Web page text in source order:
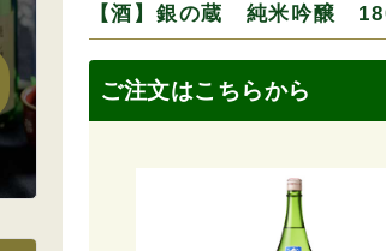
【酒】銀の蔵 純米吟醸
ご注文はこちらから